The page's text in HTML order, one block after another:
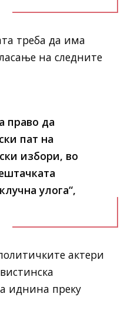
треба да има
на следните
право да
пат на
избори, во
улога“,
актери
иднина преку